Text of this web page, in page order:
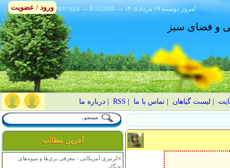
٢٥/٢/١٤٤٨ --- 8/10/2026 --- ۱۴۰۵ دوشنبه ۱۹ مرداد امروز
و فضای سبز
لیست گیاهان |تماس با ما RSS
|درباره ما
آخرین مطالب
>کرنبری آمریکایی - معرفی بری‌ها و میوه‌های
جنگلی
ورود / عضویت